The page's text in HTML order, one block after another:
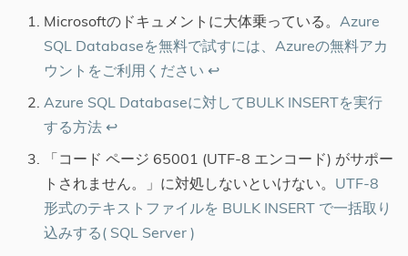
Microsoftのドキュメントに大体乗っている。 Azure
SQL Databaseを無料で試すには、Azureの無料アカ
ウントをご利用ください ↩︎
Azure SQL Databaseに対してBULK INSERTを実行
する方法 ↩︎
「コード ページ 65001 (UTF-8 エンコード) がサポー
トされません。」に対処しないといけない。 UTF-8
形式のテキストファイルを BULK INSERT で一括取り
込みする( SQL Server )